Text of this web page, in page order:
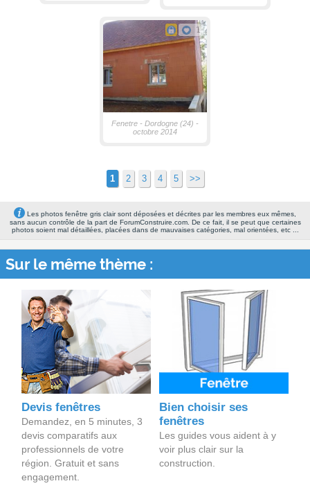
1
Fenetre - Dordogne (24) -
octobre 2014
1 2 3 4 5 >>
Les photos fenêtre gris clair sont déposées et décrites par les membres eux mêmes,
sans aucun contrôle de la part de ForumConstruire.com. De ce fait, il se peut que certaines
photos soient mal détaillées, placées dans de mauvaises catégories, mal orientées, etc ...
Sur le même thème :
Devis fenêtres
Demandez, en 5 minutes, 3
devis comparatifs aux
professionnels de votre
région. Gratuit et sans
engagement.
Bien choisir ses
fenêtres
Les guides vous aident à y
voir plus clair sur la
construction.